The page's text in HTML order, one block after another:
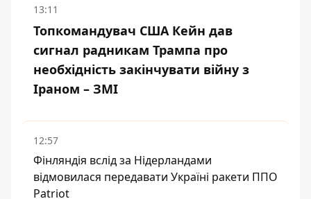
13:11
Топкомандувач США Кейн дав
сигнал радникам Трампа про
необхідність закінчувати війну з
Іраном – ЗМІ
12:57
Фінляндія вслід за Нідерландами
відмовилася передавати Україні ракети ППО
Patriot